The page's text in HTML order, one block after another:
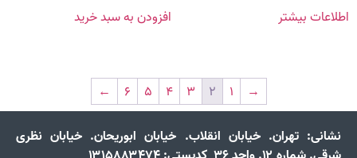
اطلاعات بیشتر افزودن به سبد خرید
→ ۱ ۲ ۳ ۴ ۵ ۶ ←
نشانی: تهران. خیابان انقلاب. خیابان ابوریحان. خیابان نظری